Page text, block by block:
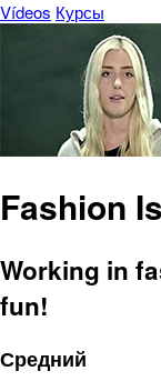
Vídeos Курсы
Fashion
Working in
fun!
Средний